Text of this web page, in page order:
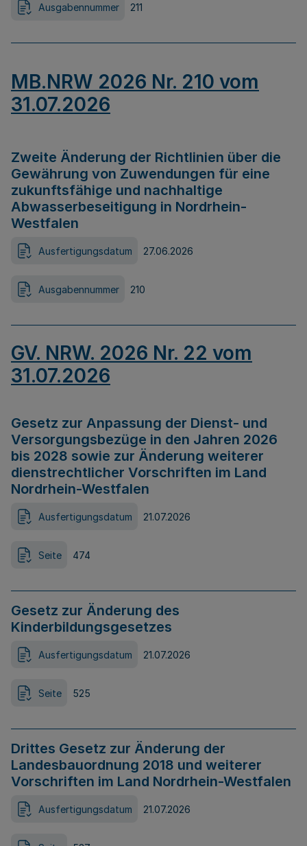
Ausgabennummer 211
MB.NRW 2026 Nr. 210 vom
31.07.2026
Zweite Änderung der Richtlinien über die
Gewährung von Zuwendungen für eine
zukunftsfähige und nachhaltige
Abwasserbeseitigung in Nordrhein-
Westfalen
Ausfertigungsdatum 27.06.2026
Ausgabennummer 210
GV. NRW. 2026 Nr. 22 vom
31.07.2026
Gesetz zur Anpassung der Dienst- und
Versorgungsbezüge in den Jahren 2026
bis 2028 sowie zur Änderung weiterer
dienstrechtlicher Vorschriften im Land
Nordrhein-Westfalen
Ausfertigungsdatum 21.07.2026
Seite 474
Gesetz zur Änderung des
Kinderbildungsgesetzes
Ausfertigungsdatum 21.07.2026
Seite 525
Drittes Gesetz zur Änderung der
Landesbauordnung 2018 und weiterer
Vorschriften im Land Nordrhein-Westfalen
Ausfertigungsdatum 21.07.2026